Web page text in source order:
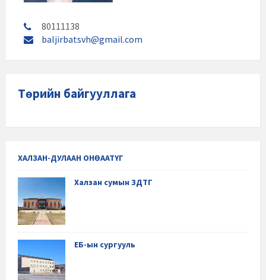
80111138
baljirbatsvh@gmail.com
Төрийн байгууллага
ХАЛЗАН-ДУЛААН ОНӨААТҮГ
Халзан сумын ЗДТГ
ЕБ-ын сургууль